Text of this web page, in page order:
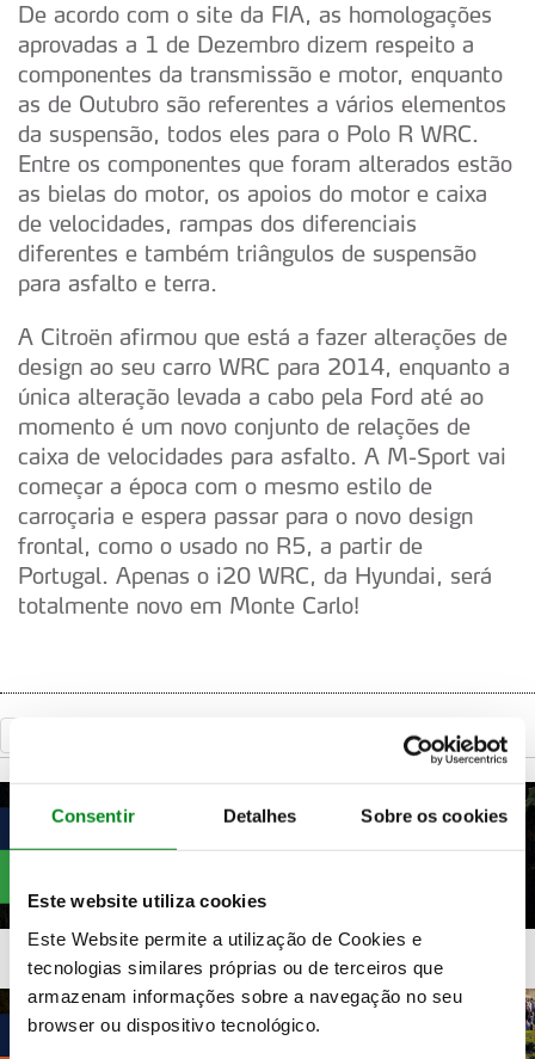
Consentir Detalhes Sobre os cookies
Este website utiliza cookies
Este Website permite a utilização de Cookies e
tecnologias similares próprias ou de terceiros que
armazenam informações sobre a navegação no seu
browser ou dispositivo tecnológico.
De acordo com o site da FIA, as homologações
aprovadas a 1 de Dezembro dizem respeito a
componentes da transmissão e motor, enquanto
as de Outubro são referentes a vários elementos
da suspensão, todos eles para o Polo R WRC.
Entre os componentes que foram alterados estão
as bielas do motor, os apoios do motor e caixa
de velocidades, rampas dos diferenciais
diferentes e também triângulos de suspensão
para asfalto e terra.
A Citroën afirmou que está a fazer alterações de
design ao seu carro WRC para 2014, enquanto a
única alteração levada a cabo pela Ford até ao
momento é um novo conjunto de relações de
caixa de velocidades para asfalto. A M-Sport vai
começar a época com o mesmo estilo de
carroçaria e espera passar para o novo design
frontal, como o usado no R5, a partir de
Portugal. Apenas o i20 WRC, da Hyundai, será
totalmente novo em Monte Carlo!